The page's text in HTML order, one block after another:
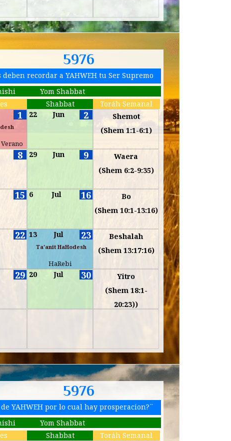
5976
deben recordar a YAHWEH tu Ser Supremo
Yom Shabbat
Shabbat
Toráh Semanal
1 22 Jun 2
Shemot
(Shem 1:1-6:1)
8 29 Jun 9
Waera
(Shem 6:2-9:35)
15 6 Jul 16
Bo
(Shem 10:1-13:16)
22 13 Jul 23
Ta'anit HaHodesh
HaRebi
Beshalah
(Shem 13:17:16)
29 20 Jul 30
Yitro
(Shem 18:1-
20:23))
5976
YAHWEH por lo cual hay prosperacion?¨
Yom Shabbat
Shabbat Toráh Semanal